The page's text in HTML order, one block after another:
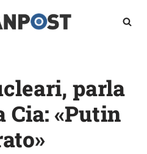
parla
Cia: «Putin